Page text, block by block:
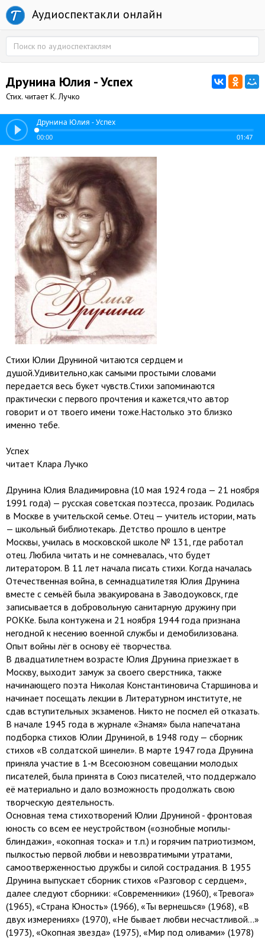
Аудиоспектакли онлайн
Друнина Юлия - Успех
Стих. читает К. Лучко
Друнина Юлия - Успех
00:00 01:47
Стихи Юлии Друниной читаются сердцем и
душой.Удивительно,как самыми простыми словами
передается весь букет чувств.Стихи запоминаются
практически с первого прочтения и кажется,что автор
говорит и от твоего имени тоже.Настолько это близко
именно тебе.
Успех
читает Клара Лучко
Друнина Юлия Владимировна (10 мая 1924 года — 21 ноября
1991 года) — русская советская поэтесса, прозаик. Родилась
в Москве в учительской семье. Отец — учитель истории, мать
— школьный библиотекарь. Детство прошло в центре
Москвы, училась в московской школе № 131, где работал
отец. Любила читать и не сомневалась, что будет
литератором. В 11 лет начала писать стихи. Когда началась
Отечественная война, в семнадцатилетяя Юлия Друнина
вместе с семьёй была эвакуирована в Заводоуковск, где
записывается в добровольную санитарную дружину при
РОККе. Была контужена и 21 ноября 1944 года признана
негодной к несению военной службы и демобилизована.
Опыт войны лёг в основу её творчества.
В двадцатилетнем возрасте Юлия Друнина приезжает в
Москву, выходит замуж за своего сверстника, также
начинающего поэта Николая Константиновича Старшинова и
начинает посещать лекции в Литературном институте, не
сдав вступительных экзаменов. Никто не посмел ей отказать.
В начале 1945 года в журнале «Знамя» была напечатана
подборка стихов Юлии Друниной, в 1948 году — сборник
стихов «В солдатской шинели». В марте 1947 года Друнина
приняла участие в 1-м Всесоюзном совещании молодых
писателей, была принята в Союз писателей, что поддержало
её материально и дало возможность продолжать свою
творческую деятельность.
Основная тема стихотворений Юлии Друниной - фронтовая
юность со всем ее неустройством («ознобные могилы-
блиндажи», «окопная тоска» и т.п.) и горячим патриотизмом,
пылкостью первой любви и невозвратимыми утратами,
самоотверженностью дружбы и силой сострадания. В 1955
Друнина выпускает сборник стихов «Разговор с сердцем»,
далее следуют сборники: «Современники» (1960), «Тревога»
(1965), «Страна Юность» (1966), «Ты вернешься» (1968), «В
двух измерениях» (1970), «Не бывает любви несчастливой...»
(1973), «Окопная звезда» (1975), «Мир под оливами» (1978)